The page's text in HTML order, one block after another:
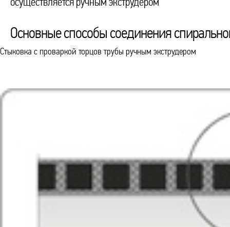
Основные способы соединения
Стыковка с проваркой торцов трубы ручным экструдером